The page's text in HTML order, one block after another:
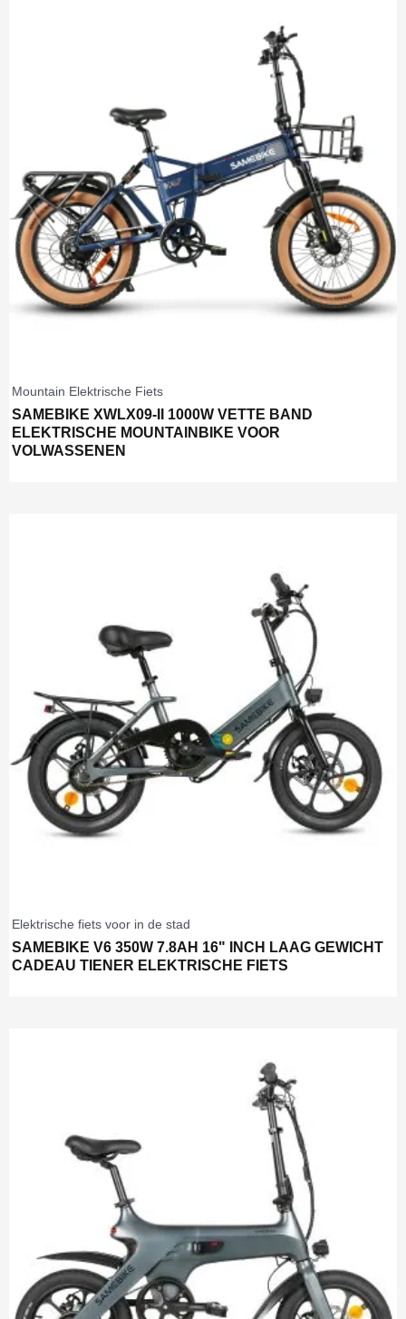
Mountain Elektrische Fiets
SAMEBIKE XWLX09-II 1000W VETTE BAND
ELEKTRISCHE MOUNTAINBIKE VOOR
VOLWASSENEN
Elektrische fiets voor in de stad
SAMEBIKE V6 350W 7.8AH 16" INCH LAAG GEWICHT
CADEAU TIENER ELEKTRISCHE FIETS